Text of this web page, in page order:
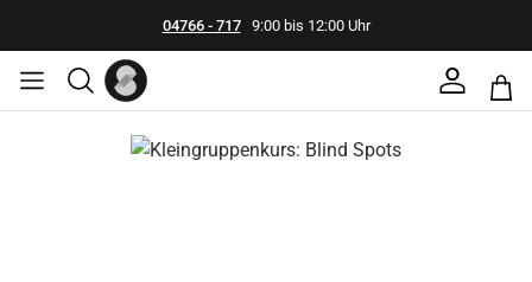
04766 - 7179:00 bis 12:00 Uhr
Bildergalerie überspringen